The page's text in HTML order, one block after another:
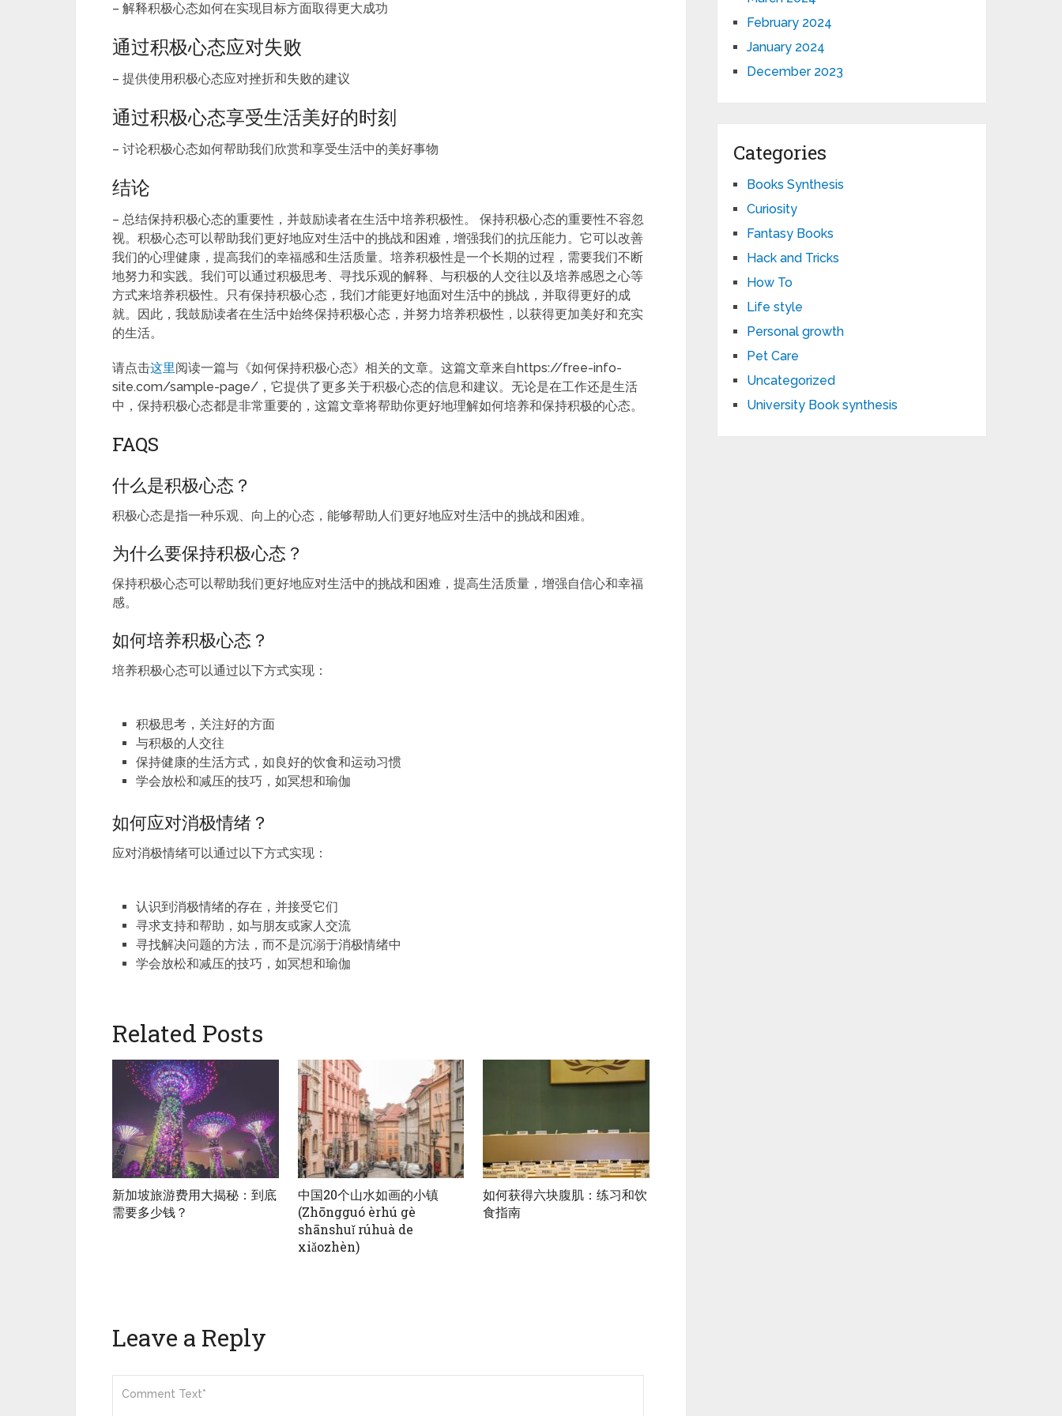
– 解释积极心态如何在实现目标方面取得更大成功
通过积极心态应对失败
– 提供使用积极心态应对挫折和失败的建议
通过积极心态享受生活美好的时刻
– 讨论积极心态如何帮助我们欣赏和享受生活中的美好事物
结论
– 总结保持积极心态的重要性，并鼓励读者在生活中培养积极性。 保持积极心态的重要性不容忽
视。积极心态可以帮助我们更好地应对生活中的挑战和困难，增强我们的抗压能力。它可以改善
我们的心理健康，提高我们的幸福感和生活质量。培养积极性是一个长期的过程，需要我们不断
地努力和实践。我们可以通过积极思考、寻找乐观的解释、与积极的人交往以及培养感恩之心等
方式来培养积极性。只有保持积极心态，我们才能更好地面对生活中的挑战，并取得更好的成
就。因此，我鼓励读者在生活中始终保持积极心态，并努力培养积极性，以获得更加美好和充实
的生活。
请点击这里阅读一篇与《如何保持积极心态》相关的文章。这篇文章来自https://free-info-
site.com/sample-page/，它提供了更多关于积极心态的信息和建议。无论是在工作还是生活
中，保持积极心态都是非常重要的，这篇文章将帮助你更好地理解如何培养和保持积极的心态。
FAQS
什么是积极心态？
积极心态是指一种乐观、向上的心态，能够帮助人们更好地应对生活中的挑战和困难。
为什么要保持积极心态？
保持积极心态可以帮助我们更好地应对生活中的挑战和困难，提高生活质量，增强自信心和幸福
感。
如何培养积极心态？
培养积极心态可以通过以下方式实现：
积极思考，关注好的方面
与积极的人交往
保持健康的生活方式，如良好的饮食和运动习惯
学会放松和减压的技巧，如冥想和瑜伽
如何应对消极情绪？
应对消极情绪可以通过以下方式实现：
认识到消极情绪的存在，并接受它们
寻求支持和帮助，如与朋友或家人交流
寻找解决问题的方法，而不是沉溺于消极情绪中
学会放松和减压的技巧，如冥想和瑜伽
Related Posts
新加坡旅游费用大揭秘：到底
需要多少钱？
中国20个山水如画的小镇
(Zhōngguó èrhú gè
shānshuǐ rúhuà de
xiǎozhèn)
如何获得六块腹肌：练习和饮
食指南
Leave a Reply
February 2024
January 2024
December 2023
Categories
Books Synthesis
Curiosity
Fantasy Books
Hack and Tricks
How To
Life style
Personal growth
Pet Care
Uncategorized
University Book synthesis